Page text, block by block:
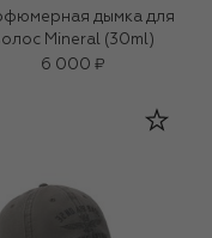
дымка для
Mineral (30ml)
6 000 ₽